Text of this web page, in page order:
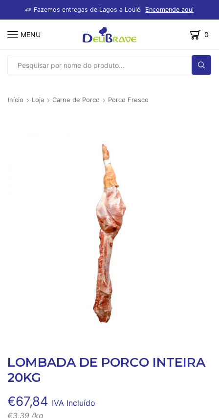
Fazemos entregas de Lagos a Loulé Encomende aqui
MENU 0
SEARCH
Início Loja Carne de Porco Porco Fresco
LOMBADA DE PORCO INTEIRA
20KG
€67,84 IVA Incluído
€3,39 /kg